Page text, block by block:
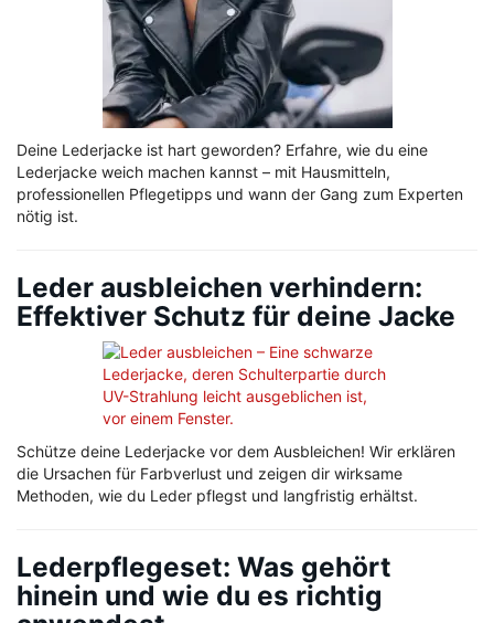
Deine Lederjacke ist hart geworden? Erfahre, wie du eine
Lederjacke weich machen kannst – mit Hausmitteln,
professionellen Pflegetipps und wann der Gang zum Experten
nötig ist.
Leder ausbleichen verhindern:
Effektiver Schutz für deine Jacke
Schütze deine Lederjacke vor dem Ausbleichen! Wir erklären
die Ursachen für Farbverlust und zeigen dir wirksame
Methoden, wie du Leder pflegst und langfristig erhältst.
Lederpflegeset: Was gehört
hinein und wie du es richtig